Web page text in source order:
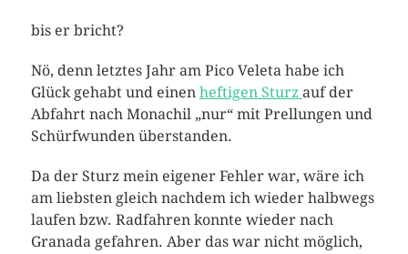
bis er bricht?
Nö, denn letztes Jahr am Pico Veleta habe ich
Glück gehabt und einen heftigen Sturz auf der
Abfahrt nach Monachil „nur“ mit Prellungen und
Schürfwunden überstanden.
Da der Sturz mein eigener Fehler war, wäre ich
am liebsten gleich nachdem ich wieder halbwegs
laufen bzw. Radfahren konnte wieder nach
Granada gefahren. Aber das war nicht möglich,